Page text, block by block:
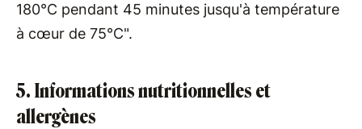
180°C pendant 45 minutes jusqu'à température
à cœur de 75°C".
5. Informations nutritionnelles et
allergènes